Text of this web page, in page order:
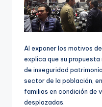
Al exponer los motivos
explica que su
de inseguridad
sector de la población,
familias en condición de
desplazadas.